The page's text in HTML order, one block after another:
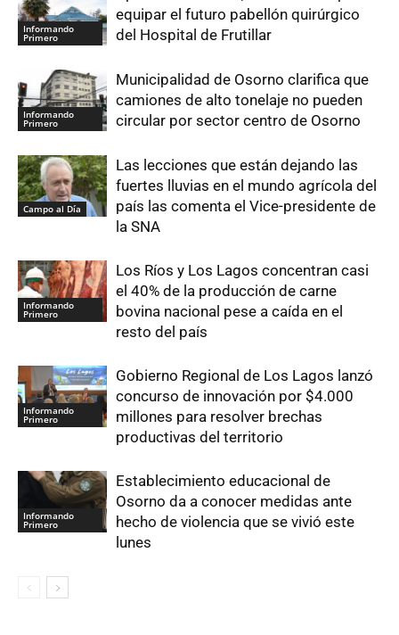
Informando
Primero
equipar el futuro pabellón quirúrgico
del Hospital de Frutillar
Informando
Primero
Municipalidad de Osorno clarifica que
camiones de alto tonelaje no pueden
circular por sector centro de Osorno
Campo al Día
Las lecciones que están dejando las
fuertes lluvias en el mundo agrícola del
país las comenta el Vice-presidente de
la SNA
Informando
Primero
Los Ríos y Los Lagos concentran casi
el 40% de la producción de carne
bovina nacional pese a caída en el
resto del país
Informando
Primero
Gobierno Regional de Los Lagos lanzó
concurso de innovación por $4.000
millones para resolver brechas
productivas del territorio
Informando
Primero
Establecimiento educacional de
Osorno da a conocer medidas ante
hecho de violencia que se vivió este
lunes